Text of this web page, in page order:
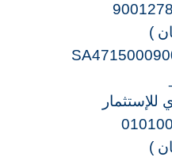
)
للإستثمار
)